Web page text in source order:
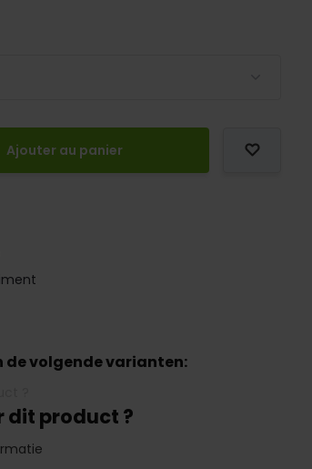
Ajouter au panier
de volgende varianten:
dit product ?